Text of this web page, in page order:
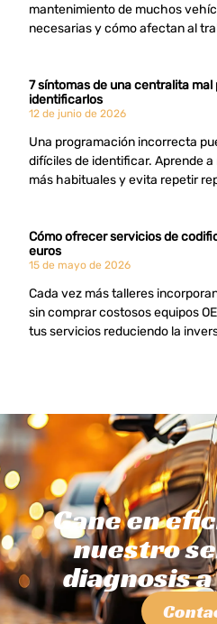
mantenimiento de muchos
necesarias y cómo afectan al
7 síntomas de una centralita
identificarlos
12 de junio de 2026
Una programación incorrecta
difíciles de identificar. Aprende
más habituales y evita repetir
Cómo ofrecer servicios de
euros
15 de mayo de 2026
Cada vez más talleres
sin comprar costosos equipos
tus servicios reduciendo la
Gane en
nuestro
diagnosis